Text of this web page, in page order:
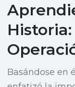
Basándose en